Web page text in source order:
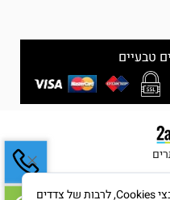
טבעיים
לידיעתך, באתרנו נעשה שימוש בקבצי Cookies, לרבות של צדדים